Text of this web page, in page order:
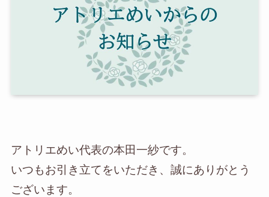
アトリエめい代表の本田一紗です。
いつもお引き立てをいただき、誠にありがとう
ございます。